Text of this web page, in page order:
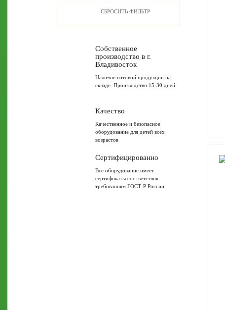
СБРОСИТЬ ФИЛЬТР
Собственное
производство в г.
Владивосток
Наличие готовой продукции на
складе. Производство 15-30 дней
Качество
Качественное и безопасное
оборудование для детей всех
возрастов
Сертифицированно
Всё оборудование имеет
сертификаты соответствия
требованиям ГОСТ-Р России